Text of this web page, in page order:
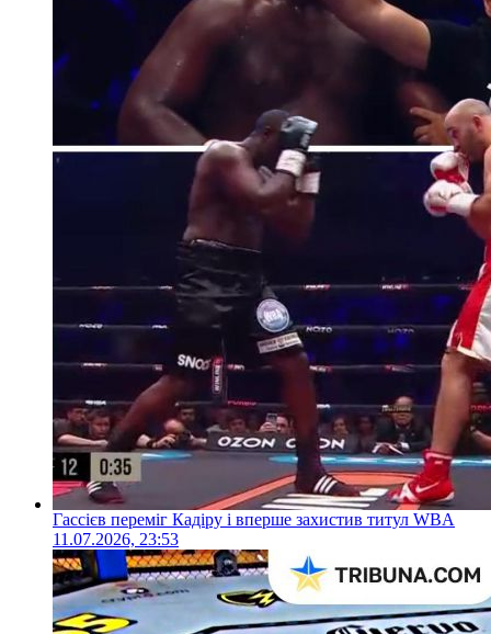
Гассієв переміг Кадіру і вперше захистив титул WBA
11.07.2026, 23:53